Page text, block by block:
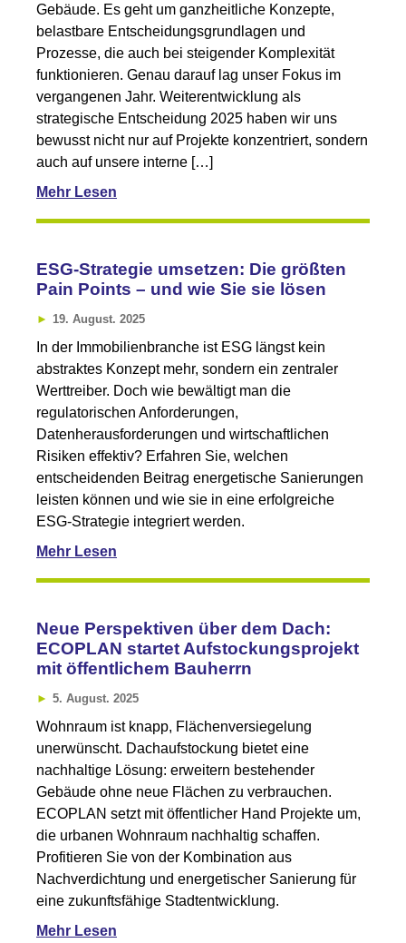
Gebäude. Es geht um ganzheitliche Konzepte,
belastbare Entscheidungsgrundlagen und
Prozesse, die auch bei steigender Komplexität
funktionieren. Genau darauf lag unser Fokus im
vergangenen Jahr. Weiterentwicklung als
strategische Entscheidung 2025 haben wir uns
bewusst nicht nur auf Projekte konzentriert, sondern
auch auf unsere interne […]
Mehr Lesen
ESG-Strategie umsetzen: Die größten
Pain Points – und wie Sie sie lösen
19. August. 2025
In der Immobilienbranche ist ESG längst kein
abstraktes Konzept mehr, sondern ein zentraler
Werttreiber. Doch wie bewältigt man die
regulatorischen Anforderungen,
Datenherausforderungen und wirtschaftlichen
Risiken effektiv? Erfahren Sie, welchen
entscheidenden Beitrag energetische Sanierungen
leisten können und wie sie in eine erfolgreiche
ESG-Strategie integriert werden.
Mehr Lesen
Neue Perspektiven über dem Dach:
ECOPLAN startet Aufstockungsprojekt
mit öffentlichem Bauherrn
5. August. 2025
Wohnraum ist knapp, Flächenversiegelung
unerwünscht. Dachaufstockung bietet eine
nachhaltige Lösung: erweitern bestehender
Gebäude ohne neue Flächen zu verbrauchen.
ECOPLAN setzt mit öffentlicher Hand Projekte um,
die urbanen Wohnraum nachhaltig schaffen.
Profitieren Sie von der Kombination aus
Nachverdichtung und energetischer Sanierung für
eine zukunftsfähige Stadtentwicklung.
Mehr Lesen